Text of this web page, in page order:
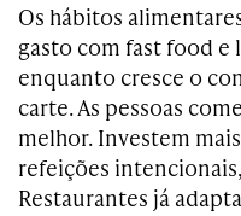
Os hábitos
gasto com fast food e
enquanto cresce o
carte. As pessoas
melhor. Investem
refeições
Restaurantes já